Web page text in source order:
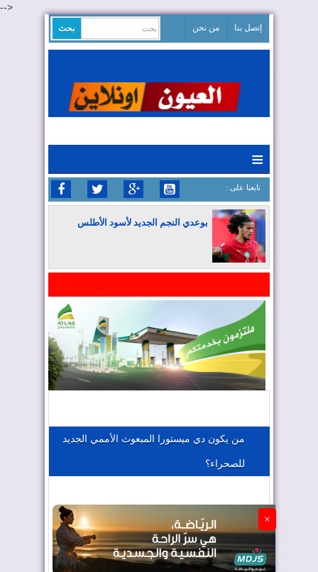
-->
إتصل بنا من نحن
≡
: تابعنا على
بوعدي النجم الجديد لأسود الأطلس
المغرب يعزز موقعه في صناعة الطيران
الجزائر تستسلم لفرنسا
من يكون دي ميستورا المبعوث الأممي الجديد
للصحراء؟
×